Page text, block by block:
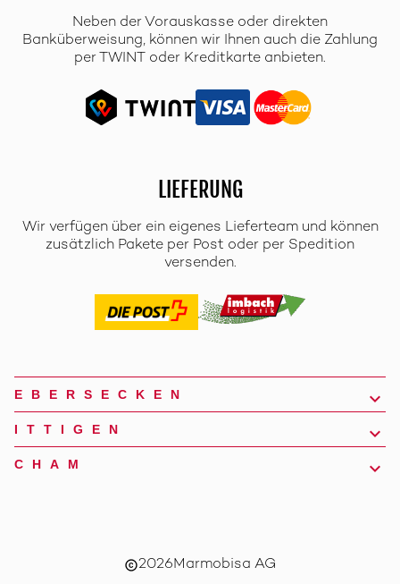
Neben der Vorauskasse oder direkten
Banküberweisung, können wir Ihnen auch die Zahlung
per TWINT oder Kreditkarte anbieten.
LIEFERUNG
Wir verfügen über ein eigenes Lieferteam und können
zusätzlich Pakete per Post oder per Spedition
versenden.
EBERSECKEN
ITTIGEN
CHAM
copyright2026Marmobisa AG